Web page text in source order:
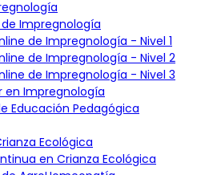
y tecnologías similares para
Puedes gestionar las
de la configuración de tu
seguridad para proteger la
embargo, la transmisión de datos a
garantizarse como totalmente
Impregnología
de Impregnología - Nivel 1
de Impregnología - Nivel 2
de Impregnología - Nivel 3
en Impregnología
Educación Pedagógica
Ecológica
en Crianza Ecológica